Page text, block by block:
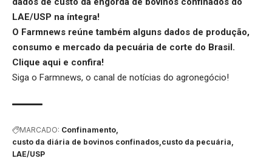
LAE/USP na íntegra!
O Farmnews reúne também alguns dados de produção,
consumo e mercado da pecuária de corte do Brasil.
Clique aqui e confira!
Siga o Farmnews, o canal de notícias do agronegócio!
MARCADO: Confinamento
custo da diária de bovinos confinados custo da pecuária
LAE/USP